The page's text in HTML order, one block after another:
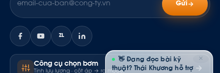
Gửi
ZL
Công cụ chọn bơm
Tính lưu lượng · cột áp → ra model
✕
👋 Đang đọc bài kỹ
thuật? Thái Khương hỗ trợ